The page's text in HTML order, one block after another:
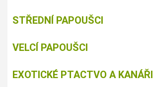
STŘEDNÍ PAPOUŠCI
VELCÍ PAPOUŠCI
EXOTICKÉ PTACTVO A KANÁŘI